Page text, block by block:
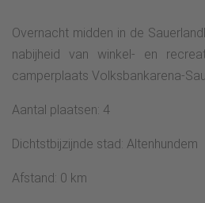
Overnacht midden in de
nabijheid van winkel- en
camperplaats Volksbankarena-
Aantal plaatsen: 4
Dichtstbijzijnde stad: Altenhundem
Afstand: 0 km